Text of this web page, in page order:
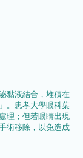
黏液結合，堆積在
。忠孝大學眼科葉
理；但若眼睛出現
術移除，以免造成